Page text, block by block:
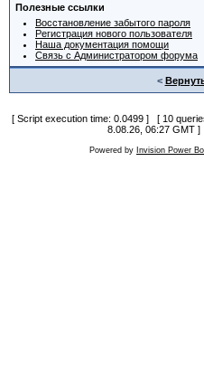
Полезные ссылки
Восстановление забытого пароля
Регистрация нового пользователя
Наша документация помощи
Связь с Администратором форума
<
[ Script execution time: 0.0499 ] [ 10
8.08.26, 06:27 GMT ]
Powered by Invision Power